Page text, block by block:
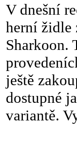
V dnešní
herní židle
Sharkoon.
ještě
dostupné
variantě.